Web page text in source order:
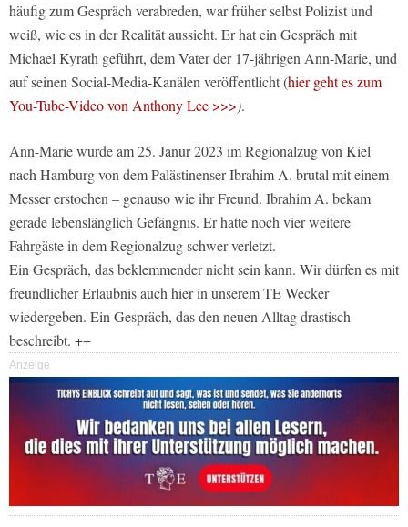
häufig zum Gespräch verabreden, war früher selbst Polizist und
weiß, wie es in der Realität aussieht. Er hat ein Gespräch mit
Michael Kyrath geführt, dem Vater der 17-jährigen Ann-Marie, und
auf seinen Social-Media-Kanälen veröffentlicht (hier geht es zum
You-Tube-Video von Anthony Lee >>>).
Ann-Marie wurde am 25. Janur 2023 im Regionalzug von Kiel
nach Hamburg von dem Palästinenser Ibrahim A. brutal mit einem
Messer erstochen – genauso wie ihr Freund. Ibrahim A. bekam
gerade lebenslänglich Gefängnis. Er hatte noch vier weitere
Fahrgäste in dem Regionalzug schwer verletzt.
Ein Gespräch, das beklemmender nicht sein kann. Wir dürfen es mit
freundlicher Erlaubnis auch hier in unserem TE Wecker
wiedergeben. Ein Gespräch, das den neuen Alltag drastisch
beschreibt. ++
Anzeige